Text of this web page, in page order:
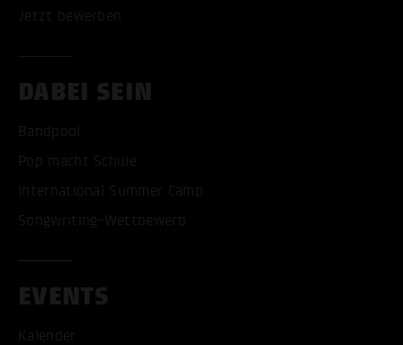
Jetzt bewerben
DABEI SEIN
Bandpool
Pop macht Schule
International Summer Camp
Songwriting-Wettbewerb
EVENTS
Kalender